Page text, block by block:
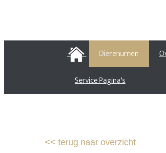
HOME Dierenurnen
Service Pagina's
<< terug naar overzicht